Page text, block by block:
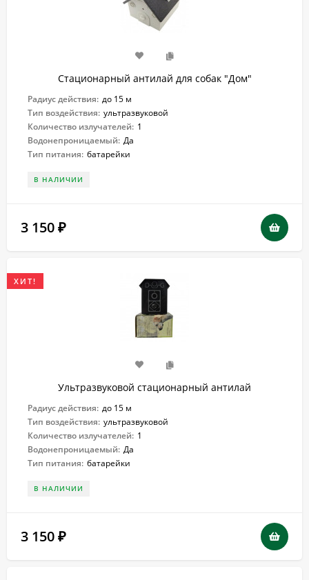
Стационарный антилай для собак "Дом"
Радиус действия: до 15 м
Тип воздействия: ультразвуковой
Количество излучателей: 1
Водонепроницаемый: Да
Тип питания: батарейки
В НАЛИЧИИ
3 150 ₽
ХИТ!
Ультразвуковой стационарный антилай
Радиус действия: до 15 м
Тип воздействия: ультразвуковой
Количество излучателей: 1
Водонепроницаемый: Да
Тип питания: батарейки
В НАЛИЧИИ
3 150 ₽